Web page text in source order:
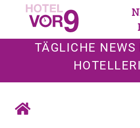
TÄGLICHE NEWS